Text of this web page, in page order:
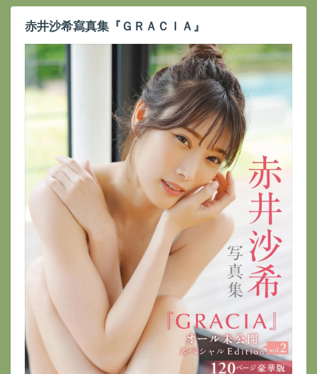
赤井沙希寫真集『ＧＲＡＣＩＡ』